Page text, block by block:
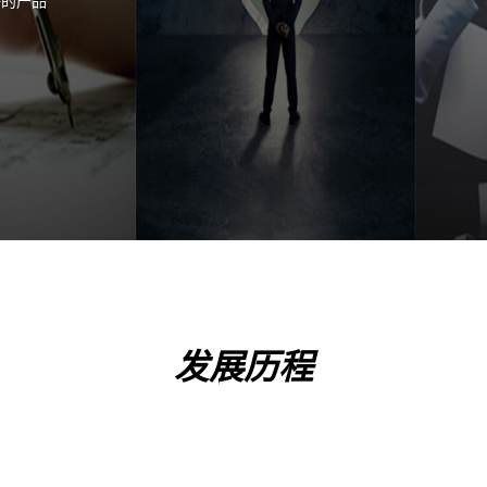
发展历程